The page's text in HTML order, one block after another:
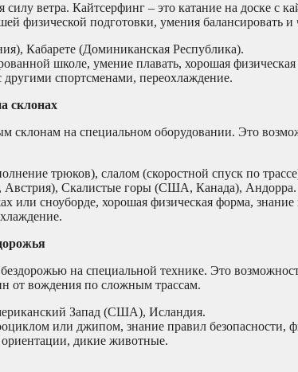
силу ветра. Кайтсерфинг – это катание на доске с
физической подготовки, умения балансировать и
Кабарете (Доминиканская Республика).
школе, умение плавать, хорошая
спортсменами, переохлаждение.
склонах
на специальном оборудовании. Это
трюков), слалом (скоростной спуск по
Скалистые горы (США, Канада), Андорра.
или сноуборде, хорошая физическая форма, знание
на специальной технике. Это
от вождения по сложным трассам.
Запад (США), Исландия.
или джипом, знание правил безопасности,
дикие животные.